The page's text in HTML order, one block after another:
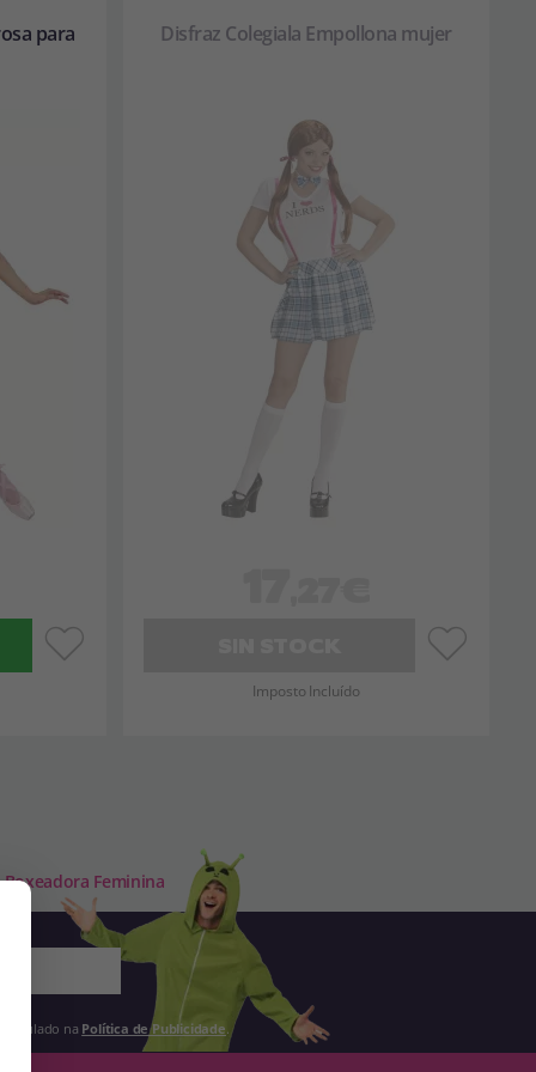
para
Disfraz Colegiala Empollona mujer
Imposto Incluído
Feminina
na Política de Publicidade